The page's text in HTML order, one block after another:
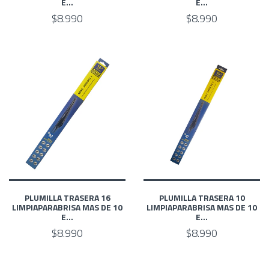
$8.990 $8.990
PLUMILLA TRASERA 16
LIMPIAPARABRISA MAS DE 10
E...
$8.990
PLUMILLA TRASERA 10
LIMPIAPARABRISA MAS DE 10
E...
$8.990